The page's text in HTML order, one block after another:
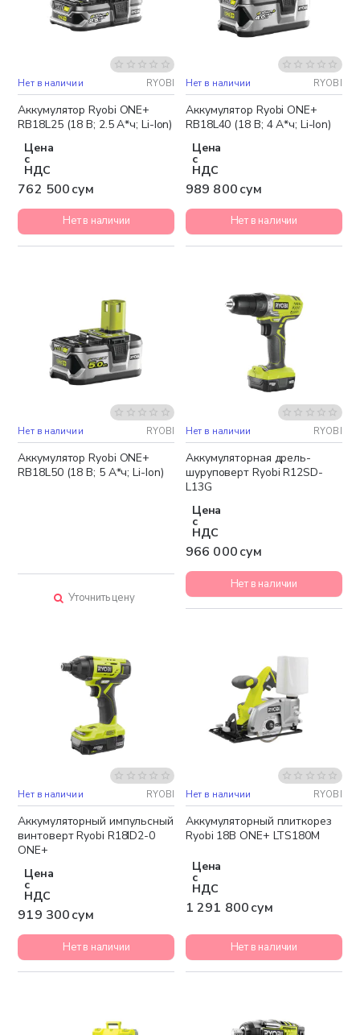
Нет в наличии RYOBI
Аккумулятор Ryobi ONE+
RB18L25 (18 В; 2.5 А*ч; Li-Ion)
Цена
с
НДС
762 500 сум
Нет в наличии
Нет в наличии RYOBI
Аккумулятор Ryobi ONE+
RB18L40 (18 В; 4 А*ч; Li-Ion)
Цена
с
НДС
989 800 сум
Нет в наличии
Нет в наличии RYOBI
Аккумулятор Ryobi ONE+
RB18L50 (18 В; 5 А*ч; Li-Ion)
Уточнить цену
Нет в наличии RYOBI
Аккумуляторная дрель-
шуруповерт Ryobi R12SD-
L13G
Цена
с
НДС
966 000 сум
Нет в наличии
Нет в наличии RYOBI
Аккумуляторный импульсный
винтоверт Ryobi R18ID2-0
ONE+
Цена
с
НДС
919 300 сум
Нет в наличии
Бесплатная доставка
Нет в наличии RYOBI
Аккумуляторный плиткорез
Ryobi 18В ONE+ LTS180M
Цена
с
НДС
1 291 800 сум
Нет в наличии